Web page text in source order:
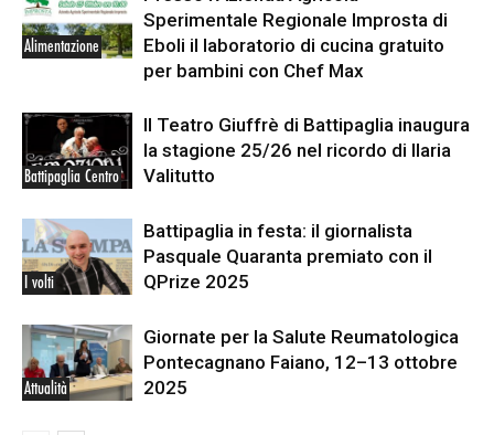
Alimentazione
Sperimentale Regionale Improsta di
Eboli il laboratorio di cucina gratuito
per bambini con Chef Max
Battipaglia Centro
Il Teatro Giuffrè di Battipaglia inaugura
la stagione 25/26 nel ricordo di Ilaria
Valitutto
I volti
Battipaglia in festa: il giornalista
Pasquale Quaranta premiato con il
QPrize 2025
Attualità
Giornate per la Salute Reumatologica
Pontecagnano Faiano, 12–13 ottobre
2025